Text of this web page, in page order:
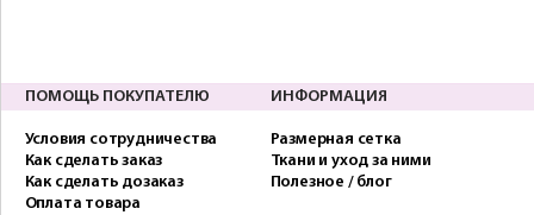
ПОМОЩЬ ПОКУПАТЕЛЮ
Условия сотрудничества
Как сделать заказ
Как сделать дозаказ
Оплата товара
ИНФОРМАЦИЯ
Размерная сетка
Ткани и уход за ними
Полезное / блог